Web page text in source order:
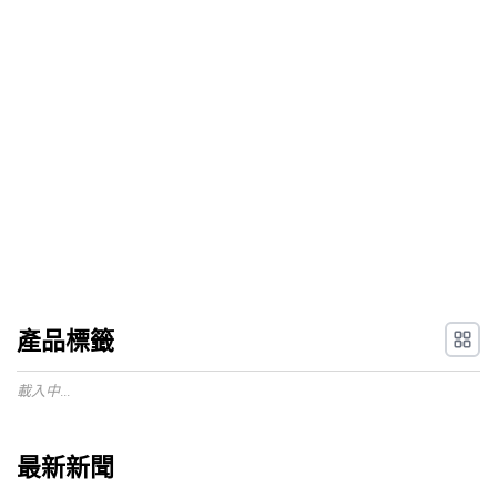
產品標籤
載入中...
最新新聞